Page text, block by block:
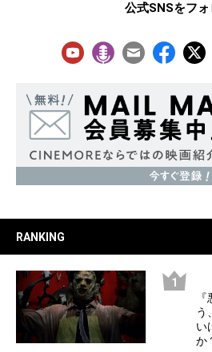
公式SNSをフ
RANKING
う
い
か